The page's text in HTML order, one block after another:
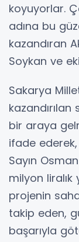
koyuyorlar.
adına bu
kazandıran
Soykan ve
Sakarya
kazandırılan
bir araya
ifade ederek,
Sayın Osman
milyon liralık
projenin
takip eden,
başarıyla